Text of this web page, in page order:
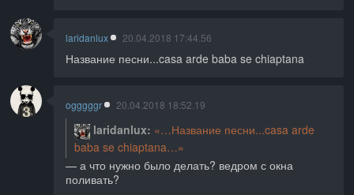
laridanlux 20.04.2018 17:44.56
Название песни...casa arde baba se chiaptana
ogggggr 20.04.2018 18:52.19
laridanlux
Название песни...casa arde
baba se chiaptana
а что нужно было делать? ведром с окна
поливать?